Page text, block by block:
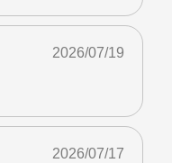
2026/07/19
2026/07/17